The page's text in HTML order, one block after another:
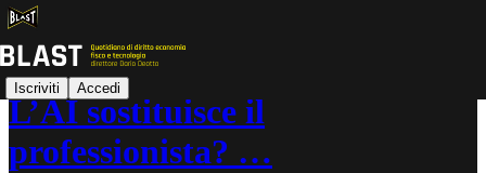
Iscriviti Accedi
L’AI sostituisce il
professionista? …